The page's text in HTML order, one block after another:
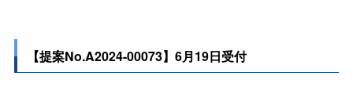
【提案No.A2024-00073】6月19日受付